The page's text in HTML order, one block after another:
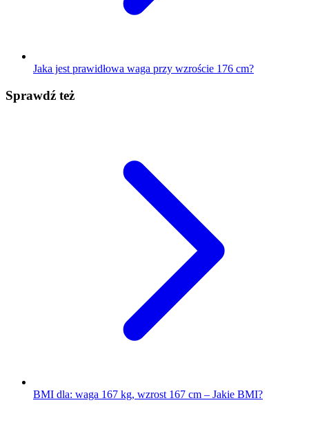
Jaka jest prawidłowa waga przy wzroście 176 cm?
Sprawdź też
BMI dla: waga 167 kg, wzrost 167 cm – Jakie BMI?